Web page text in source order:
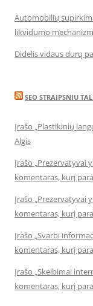
Automobilių
likvidumo
Didelis vidaus durų
SEO STRAIPSNIU
Įrašo „Plastikinių
Algis
Įrašo „Prezervatyvai
komentaras, kurį
Įrašo „Prezervatyvai
komentaras, kurį
Įrašo „Svarbi
komentaras, kurį
Įrašo „Skelbimai
komentaras, kurį